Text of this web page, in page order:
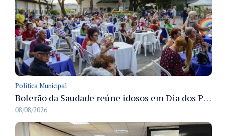
Política Municipal
Bolerão da Saudade reúne idosos em Dia dos Pais promovido pela Fundação Dr. Thomas em Manaus
08/08/2026